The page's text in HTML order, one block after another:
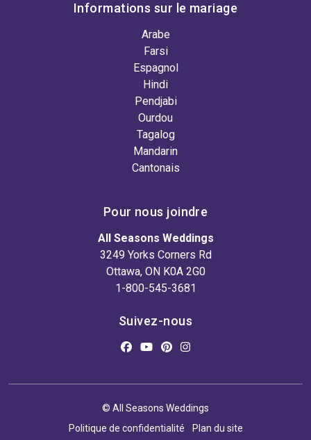
Informations sur le mariage
Arabe
Farsi
Espagnol
Hindi
Pendjabi
Ourdou
Tagalog
Mandarin
Cantonais
Pour nous joindre
All Seasons Weddings
3249 Yorks Corners Rd
Ottawa, ON K0A 2G0
1-800-545-3681
Suivez-nous
© All Seasons Weddings
Politique de confidentialité
Plan du site